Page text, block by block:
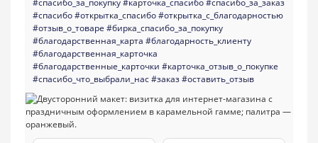
#спасибо_за_покупку#карточка_спасибо#спасибо_за_заказ
#спасибо#открытка_спасибо#открытка_с_благодарностью
#отзыв_о_товаре #бирка_спасибо_за_покупку
#благодарственная_карта #благодарность_клиенту
#благодарственная_карточка
#благодарственные_карточки #карточка_отзыв_о_покупке
#спасибо_что_выбрали_нас#заказ#оставить_отзыв